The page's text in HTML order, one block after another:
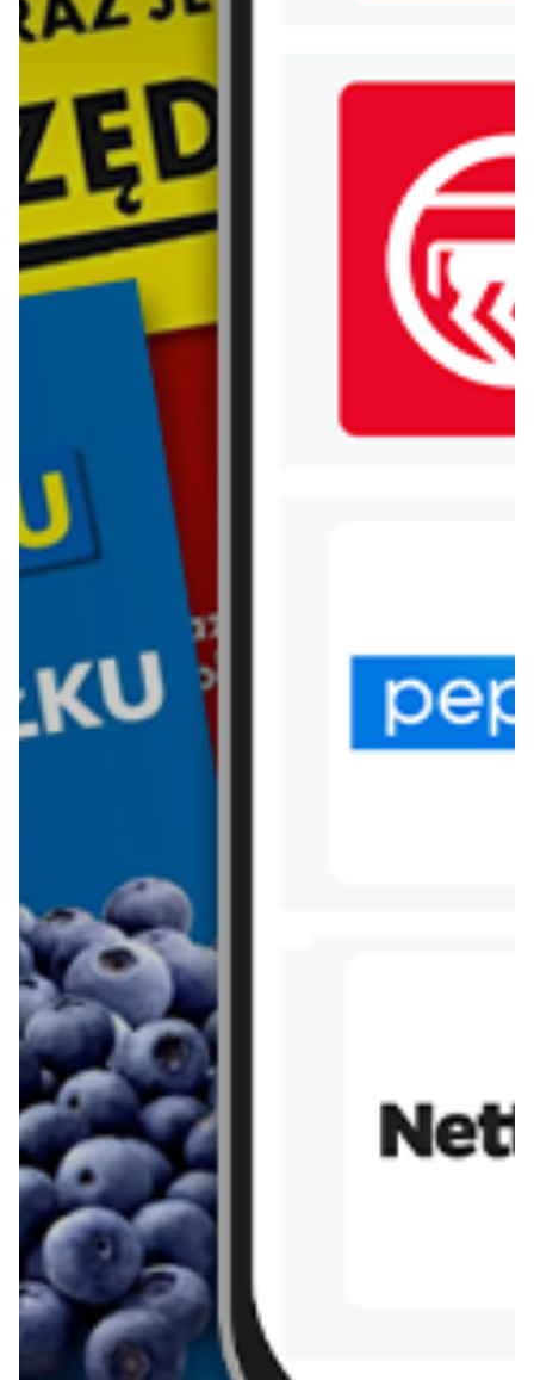
Smyk
Nowości 2026
aktualna
4kidspoint
Back to School 2026
WIĘCEJ GAZETEK SMYK